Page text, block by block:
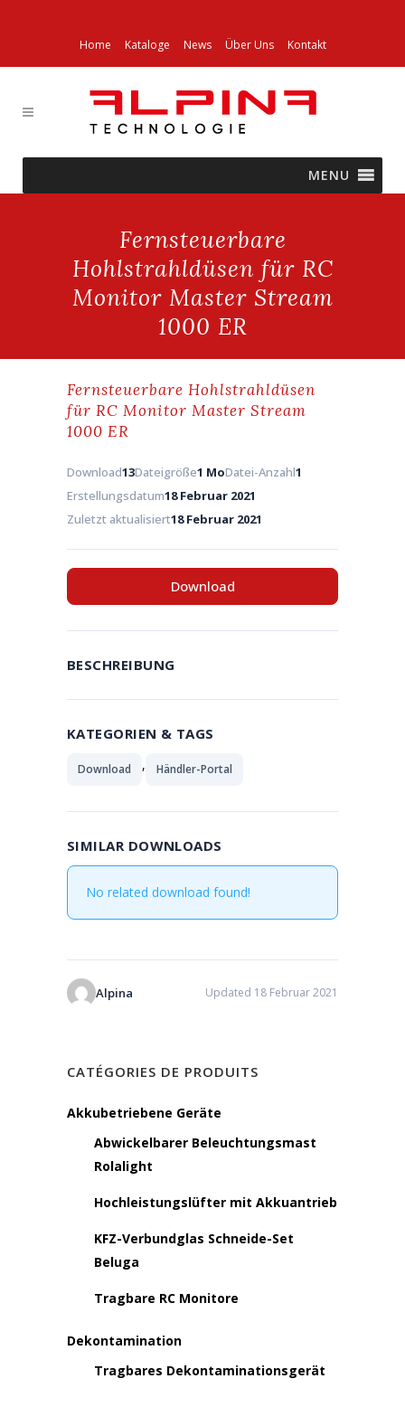
Home Kataloge News Über Uns Kontakt
MENU
Fernsteuerbare
Hohlstrahldüsen für RC
Monitor Master Stream
1000 ER
Fernsteuerbare Hohlstrahldüsen
für RC Monitor Master Stream
1000 ER
Download13Dateigröße1 MoDatei-Anzahl1
Erstellungsdatum18 Februar 2021
Zuletzt aktualisiert18 Februar 2021
Download
BESCHREIBUNG
KATEGORIEN & TAGS
Download , Händler-Portal
SIMILAR DOWNLOADS
No related download found!
Alpina Updated 18 Februar 2021
CATÉGORIES DE PRODUITS
Akkubetriebene Geräte
Abwickelbarer Beleuchtungsmast
Rolalight
Hochleistungslüfter mit Akkuantrieb
KFZ-Verbundglas Schneide-Set
Beluga
Tragbare RC Monitore
Dekontamination
Tragbares Dekontaminationsgerät